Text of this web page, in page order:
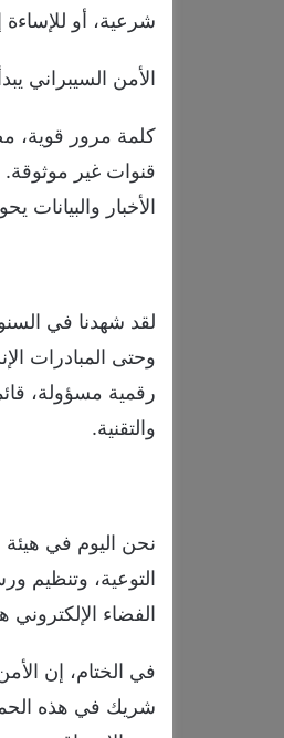
شرعية، أو
الأمن السيبراني
كلمة مرور قوية،
قنوات غير
الأخبار والبيانات
لقد شهدنا في
وحتى المبادرات
رقمية مسؤولة،
والتقنية.
نحن اليوم في
التوعية، وتنظيم
الفضاء
في الختام، إن
شريك في هذه